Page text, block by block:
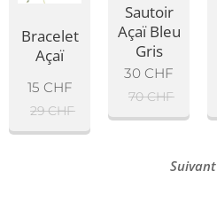
Bracelet
Açaï
15 CHF
29CHF
Sautoir
Açaï Bleu
Gris
30 CHF
70CHF
Suivant